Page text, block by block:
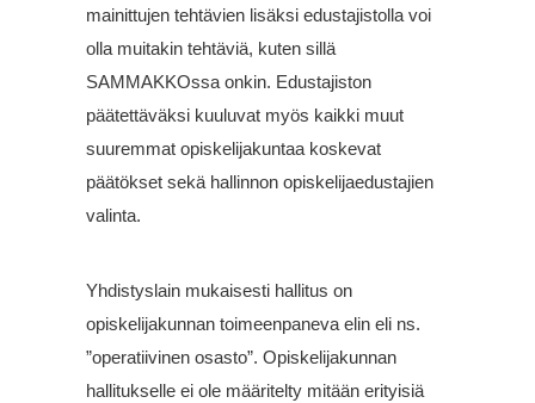
mainittujen tehtävien lisäksi edustajistolla voi
olla muitakin tehtäviä, kuten sillä
SAMMAKKOssa onkin. Edustajiston
päätettäväksi kuuluvat myös kaikki muut
suuremmat opiskelijakuntaa koskevat
päätökset sekä hallinnon opiskelijaedustajien
valinta.
Yhdistyslain mukaisesti hallitus on
opiskelijakunnan toimeenpaneva elin eli ns.
”operatiivinen osasto”. Opiskelijakunnan
hallitukselle ei ole määritelty mitään erityisiä